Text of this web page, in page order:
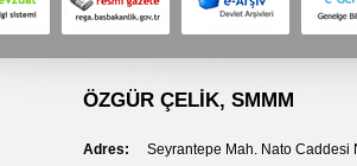
ÖZGÜR ÇELİK, SMMM
Adres: Seyrantepe Mah. Nato Caddesi